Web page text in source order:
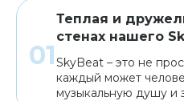
Теплая и
стенах нашего
SkyBeat – это не
каждый может
музыкальную душу и